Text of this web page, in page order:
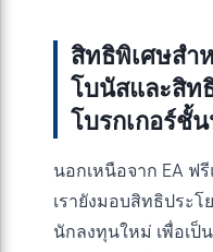
สิทธิพิเศษสำ
โบนัสและสิท
โบรกเกอร์ชั้
นอกเหนือจาก EA ฟ
เรายังมอบสิทธิประ
นักลงทุนใหม่ เพื่อเป็